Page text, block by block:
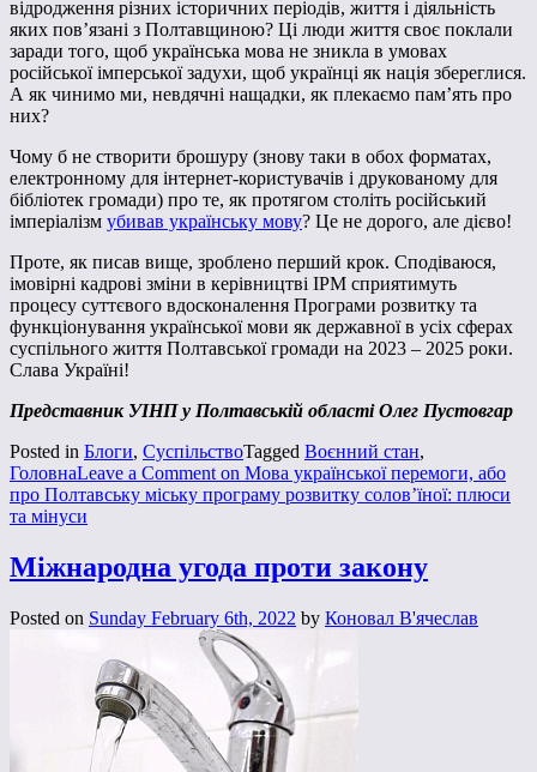
відродження різних історичних періодів, життя і діяльність
яких пов’язані з Полтавщиною? Ці люди життя своє поклали
заради того, щоб українська мова не зникла в умовах
російської імперської задухи, щоб українці як нація збереглися.
А як чинимо ми, невдячні нащадки, як плекаємо пам’ять про
них?
Чому б не створити брошуру (знову таки в обох форматах,
електронному для інтернет-користувачів і друкованому для
бібліотек громади) про те, як протягом століть російський
імперіалізм убивав українську мову? Це не дорого, але дієво!
Проте, як писав вище, зроблено перший крок. Сподіваюся,
імовірні кадрові зміни в керівництві ІРМ сприятимуть
процесу суттєвого вдосконалення Програми розвитку та
функціонування української мови як державної в усіх сферах
суспільного життя Полтавської громади на 2023 – 2025 роки.
Слава Україні!
Представник УІНП у Полтавській області Олег Пустовгар
Posted in Блоги, СуспільствоTagged Воєнний стан,
ГоловнаLeave a Comment on Мова української перемоги, або
про Полтавську міську програму розвитку солов’їної: плюси
та мінуси
Міжнародна угода проти закону
Posted on Sunday February 6th, 2022 by Коновал В'ячеслав